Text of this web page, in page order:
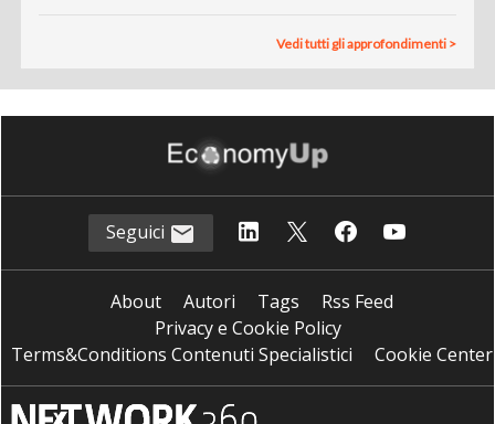
Vedi tutti gli approfondimenti >
Seguici
About Autori Tags
Rss Feed
Privacy e Cookie Policy
Terms&Conditions Contenuti Specialistici
Cookie Center